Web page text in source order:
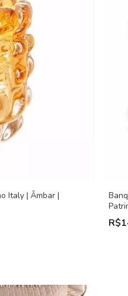
Italy | Âmbar |